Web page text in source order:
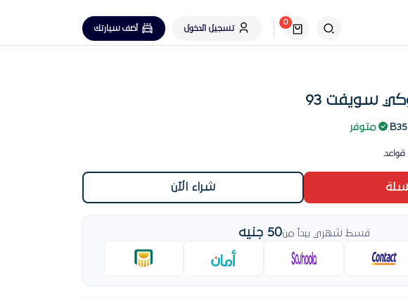
0
تسجيل الدخول
أضف سيارتك
سويفت 93
متوفر
خلال الأسبوع
للمنتج ده
شراء الآن
قسط شهري يبدأ من50 جنيه